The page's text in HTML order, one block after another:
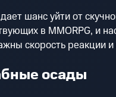
шанс уйти от
в MMORPG, и
скорость реакции
осады